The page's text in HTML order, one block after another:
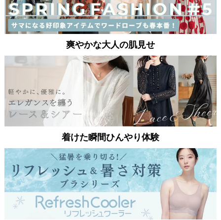
爽やかな大人の肌見せ
着けた瞬間ひんやり体験